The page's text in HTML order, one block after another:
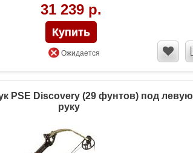
31 239 р.
Ожидается
PSE Discovery (29 фунтов) под левую
руку